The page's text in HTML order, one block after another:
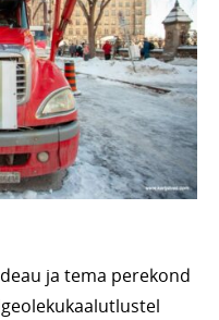
ja tema perekond